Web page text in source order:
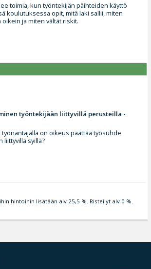
toimia, kun työntekijän päihteiden käyttö
koulutuksessa opit, mitä laki sallii, miten
ja miten vältät riskit.
työntekijään liittyvillä perusteilla -
on oikeus päättää työsuhde
liittyvillä syillä?
hintoihin lisätään alv 25,5 %. Risteilyt alv 0 %.